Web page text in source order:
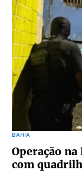
BAHIA
Operação
com